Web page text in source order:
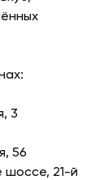
3
56
шоссе, 21-й